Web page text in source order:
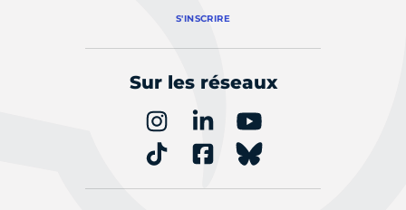
S'INSCRIRE
Sur les réseaux